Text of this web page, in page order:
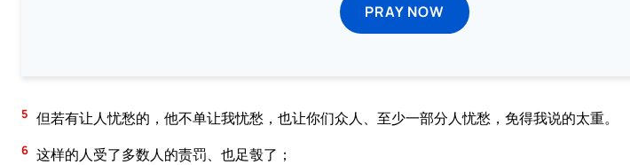
PRAY NOW
5 但若有让人忧愁的，他不单让我忧愁，也让你们众人、至少一部分人忧愁，免得我说的太重。
6 这样的人受了多数人的责罚、也足彀了；